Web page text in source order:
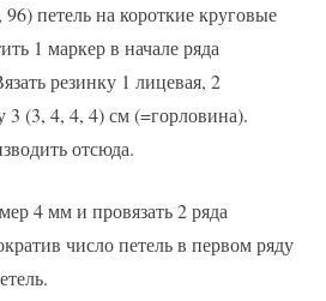
петель на короткие круговые
1 маркер в начале ряда
резинку 1 лицевая, 2
3 (3, 4, 4, 4) см (=горловина).
отсюда.
4 мм и провязать 2 ряда
число петель в первом ряду